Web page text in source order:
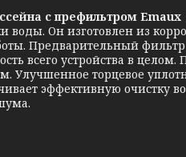
с префильтром Emaux
воды. Он изготовлен из
Предварительный
всего устройства в
Улучшенное торцевое
эффективную очистку